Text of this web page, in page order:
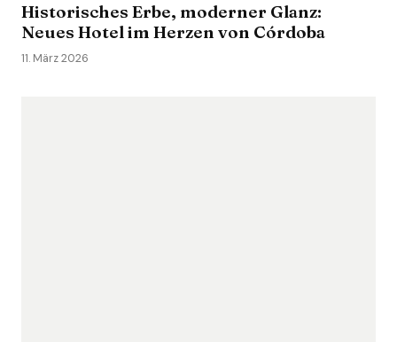
Historisches Erbe, moderner Glanz:
Neues Hotel im Herzen von Córdoba
11. März 2026